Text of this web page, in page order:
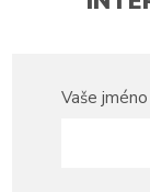
Vaše jméno